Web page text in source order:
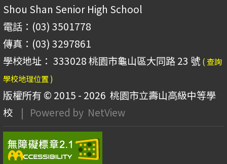
Shou Shan Senior High School
電話：(03) 3501778
傳真：(03) 3297861
學校地址： 333028 桃園市龜山區大同路 23 號 ( 查詢
學校地理位置 )
版權所有 © 2015 - 2026 桃園市立壽山高級中等學
校
| Powered by NetView